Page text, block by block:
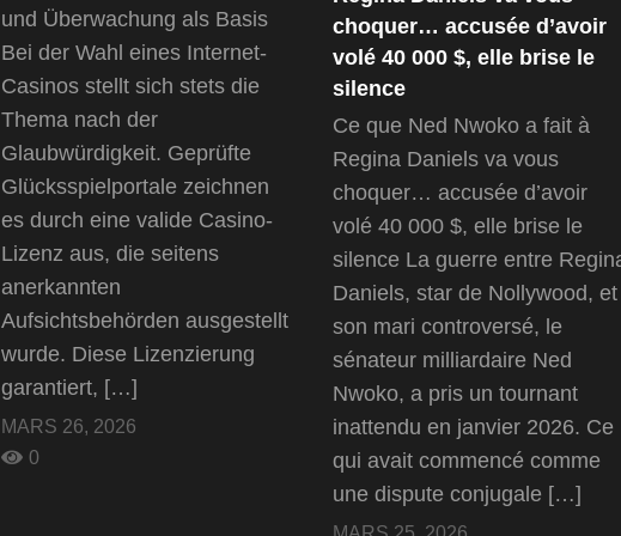
und Überwachung als Basis
Bei der Wahl eines Internet-
Casinos stellt sich stets die
Thema nach der
Glaubwürdigkeit. Geprüfte
Glücksspielportale zeichnen
es durch eine valide Casino-
Lizenz aus, die seitens
anerkannten
Aufsichtsbehörden ausgestellt
wurde. Diese Lizenzierung
garantiert, […]
MARS 26, 2026
0
choquer… accusée d’avoir
volé 40 000 $, elle brise le
silence
Ce que Ned Nwoko a fait à
Regina Daniels va vous
choquer… accusée d’avoir
volé 40 000 $, elle brise le
silence La guerre entre
Daniels, star de Nollywood, et
son mari controversé, le
sénateur milliardaire Ned
Nwoko, a pris un tournant
inattendu en janvier 2026. Ce
qui avait commencé comme
une dispute conjugale […]